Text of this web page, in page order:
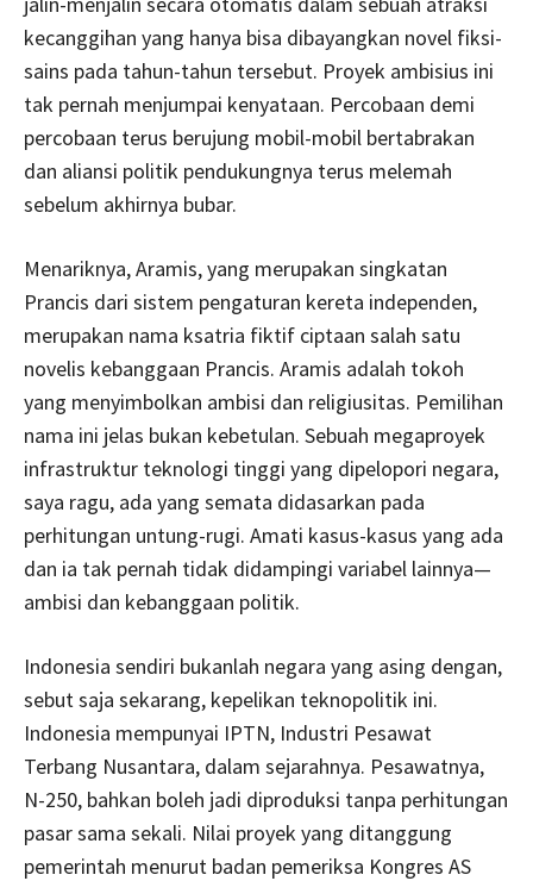
kecanggihan yang hanya bisa dibayangkan novel fiksi-
sains pada tahun-tahun tersebut. Proyek ambisius ini
tak pernah menjumpai kenyataan. Percobaan demi
percobaan terus berujung mobil-mobil bertabrakan
dan aliansi politik pendukungnya terus melemah
sebelum akhirnya bubar.
Menariknya, Aramis, yang merupakan singkatan
Prancis dari sistem pengaturan kereta independen,
merupakan nama ksatria fiktif ciptaan salah satu
novelis kebanggaan Prancis. Aramis adalah tokoh
yang menyimbolkan ambisi dan religiusitas. Pemilihan
nama ini jelas bukan kebetulan. Sebuah megaproyek
infrastruktur teknologi tinggi yang dipelopori negara,
saya ragu, ada yang semata didasarkan pada
perhitungan untung-rugi. Amati kasus-kasus yang ada
dan ia tak pernah tidak didampingi variabel lainnya—
ambisi dan kebanggaan politik.
Indonesia sendiri bukanlah negara yang asing dengan,
sebut saja sekarang, kepelikan teknopolitik ini.
Indonesia mempunyai IPTN, Industri Pesawat
Terbang Nusantara, dalam sejarahnya. Pesawatnya,
N-250, bahkan boleh jadi diproduksi tanpa perhitungan
pasar sama sekali. Nilai proyek yang ditanggung
pemerintah menurut badan pemeriksa Kongres AS